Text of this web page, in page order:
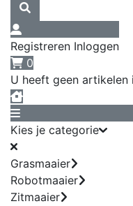
Registreren Inloggen
0
U heeft geen artikelen
Kies je categorie
Grasmaaier
Robotmaaier
Zitmaaier